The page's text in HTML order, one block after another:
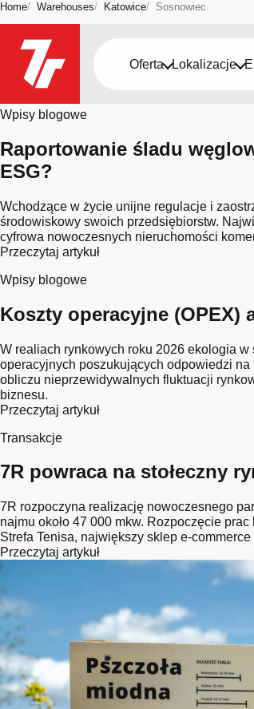
Oferta Lokalizacje
Home Warehouses Katowice Sosnowiec
Miasto: Sosnowiec
Wpisy blogowe
Raportowanie śladu
ESG?
Wchodzące w życie unijne regulacje i
środowiskowy swoich przedsiębiorstw.
cyfrowa nowoczesnych nieruchomości
Przeczytaj artykuł
Wpisy blogowe
Koszty operacyjne (OPEX)
W realiach rynkowych roku 2026 ekologia
operacyjnych poszukujących odpowiedzi
obliczu nieprzewidywalnych fluktuacji
biznesu.
Przeczytaj artykuł
Transakcje
7R powraca na stołeczny
7R rozpoczyna realizację nowoczesnego
najmu około 47 000 mkw. Rozpoczęcie
Strefa Tenisa, największy sklep e-
Przeczytaj artykuł